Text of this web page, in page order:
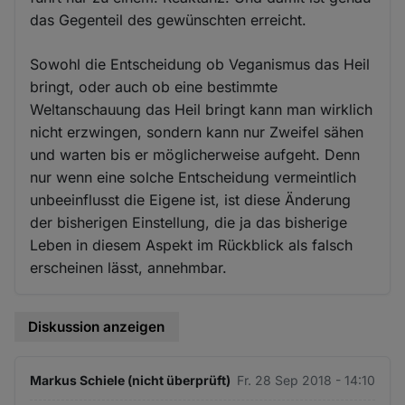
das Gegenteil des gewünschten erreicht.
Sowohl die Entscheidung ob Veganismus das Heil
bringt, oder auch ob eine bestimmte
Weltanschauung das Heil bringt kann man wirklich
nicht erzwingen, sondern kann nur Zweifel sähen
und warten bis er möglicherweise aufgeht. Denn
nur wenn eine solche Entscheidung vermeintlich
unbeeinflusst die Eigene ist, ist diese Änderung
der bisherigen Einstellung, die ja das bisherige
Leben in diesem Aspekt im Rückblick als falsch
erscheinen lässt, annehmbar.
Diskussion anzeigen
Markus Schiele (nicht überprüft) Fr. 28 Sep 2018 - 14:10